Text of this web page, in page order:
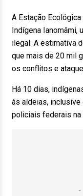
A Estação
Indígena Ianomâmi,
ilegal. A estimativa
que mais de 20 mil
os conflitos e
Há 10 dias,
às aldeias, inclusive
policiais federais na